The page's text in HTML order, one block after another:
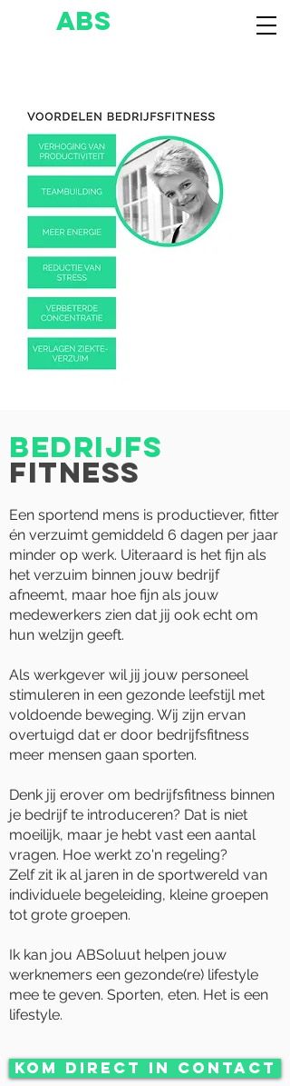
ABS
Bedrijfs
fitness
Een sportend mens is productiever, fitter
én verzuimt gemiddeld 6 dagen per jaar
minder op werk. Uiteraard is het fijn als
het verzuim binnen jouw bedrijf
afneemt, maar hoe fijn als jouw
medewerkers zien dat jij ook echt om
hun welzijn geeft.
Als werkgever wil jij jouw personeel
stimuleren in een gezonde leefstijl met
voldoende beweging. Wij zijn ervan
overtuigd dat er door bedrijfsfitness
meer mensen gaan sporten.
Denk jij erover om bedrijfsfitness binnen
je bedrijf te introduceren? Dat is niet
moeilijk, maar je hebt vast een aantal
vragen. Hoe werkt zo'n regeling?
Zelf zit ik al jaren in de sportwereld van
individuele begeleiding, kleine groepen
tot grote groepen.
Ik kan jou ABSoluut helpen jouw
werknemers een gezonde(re) lifestyle
mee te geven. Sporten, eten. Het is een
lifestyle.
KOM DIRECT IN CONTACT